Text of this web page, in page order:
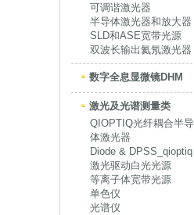
可调谐激光器
半导体激光器和放大器
SLD和ASE宽带光源
双波长输出氦氖激光器
数字全息显微镜DHM
激光及光谱测量类
QIOPTIQ光纤耦合半导
体激光器
Diode & DPSS_qioptiq
激光驱动白光光源
等离子体宽带光源
单色仪
光谱仪